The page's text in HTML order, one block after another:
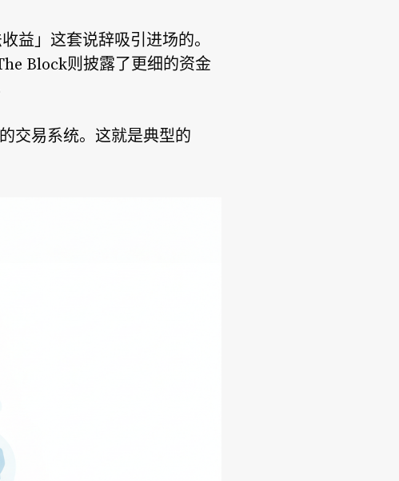
益」这套说辞吸引进场的。
Block则披露了更细的资金
交易系统。这就是典型的